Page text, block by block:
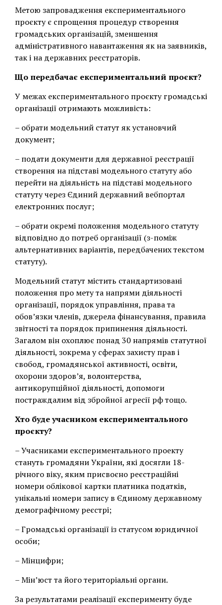
Метою запровадження експериментального
проєкту є спрощення процедур створення
громадських організацій, зменшення
адміністративного навантаження як на заявників,
так і на державних реєстраторів.
Що передбачає експериментальний проєкт?
У межах експериментального проєкту громадські
організації отримають можливість:
– обрати модельний статут як установчий
документ;
– подати документи для державної реєстрації
створення на підставі модельного статуту або
перейти на діяльність на підставі модельного
статуту через Єдиний державний вебпортал
електронних послуг;
– обрати окремі положення модельного статуту
відповідно до потреб організації (з-поміж
альтернативних варіантів, передбачених текстом
статуту).
Модельний статут містить стандартизовані
положення про мету та напрями діяльності
організації, порядок управління, права та
обов’язки членів, джерела фінансування, правила
звітності та порядок припинення діяльності.
Загалом він охоплює понад 30 напрямів статутної
діяльності, зокрема у сферах захисту прав і
свобод, громадянської активності, освіти,
охорони здоров’я, волонтерства,
антикорупційної діяльності, допомоги
постраждалим від збройної агресії рф тощо.
Хто буде учасником експериментального
проєкту?
– Учасниками експериментального проекту
стануть громадяни України, які досягли 18-
річного віку, яким присвоєно реєстраційні
номери облікової картки платника податків,
унікальні номери запису в Єдиному державному
демографічному реєстрі;
– Громадські організації із статусом юридичної
особи;
– Мінцифри;
– Мін’юст та його територіальні органи.
За результатами реалізації експерименту буде